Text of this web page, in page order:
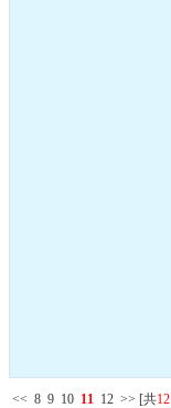
<< 8 9 10 11 12 >> [共12